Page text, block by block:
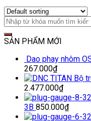
SẢN PHẨM MỚI
Dao phay nhôm
267.000₫
Bộ
2.477.000₫
3B 850.000₫